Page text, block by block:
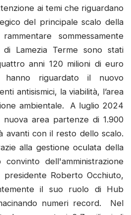
ai temi che riguardano
del principale scalo della
sommessamente
Lamezia Terme sono stati
anni 120 milioni di euro
riguardato il nuovo
antisismici, la viabilità, l’area
ambientale. A luglio 2024
area partenze di 1.900
avanti con il resto dello scalo.
alla gestione oculata della
dell'amministrazione
presidente Roberto Occhiuto,
il suo ruolo di Hub
numeri record. Nel